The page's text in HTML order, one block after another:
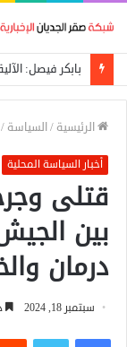
الرئيسية /السياسة /
أخبار السياسة المحلية
قتلى
بين
درمان
سبتمبر 18, 2024
فيسبوكتويتر